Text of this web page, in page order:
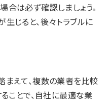
は必ず確認しましょう。
じると、後々トラブルに
えて、複数の業者を比較
ことで、自社に最適な業